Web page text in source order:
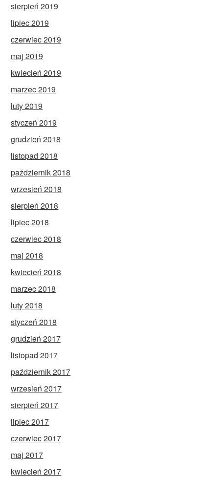
sierpień 2019
lipiec 2019
czerwiec 2019
maj 2019
kwiecień 2019
marzec 2019
luty 2019
styczeń 2019
grudzień 2018
listopad 2018
październik 2018
wrzesień 2018
sierpień 2018
lipiec 2018
czerwiec 2018
maj 2018
kwiecień 2018
marzec 2018
luty 2018
styczeń 2018
grudzień 2017
listopad 2017
październik 2017
wrzesień 2017
sierpień 2017
lipiec 2017
czerwiec 2017
maj 2017
kwiecień 2017